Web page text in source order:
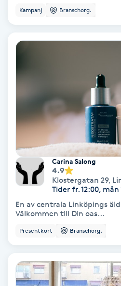
Gravidyoga
Gruppträning
Gua Sha-massage
Headspa
Hollywood Peel
Kampanj Branschorg.
Carina Salong
4.9
Klostergatan 29,
Tider fr. 12:00, mån
En av centrala Linköpings
Välkommen till Din oas...
Presentkort Branschorg.